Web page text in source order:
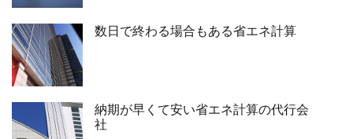
数日で終わる場合もある省エネ計算
納期が早くて安い省エネ計算の代行会
社